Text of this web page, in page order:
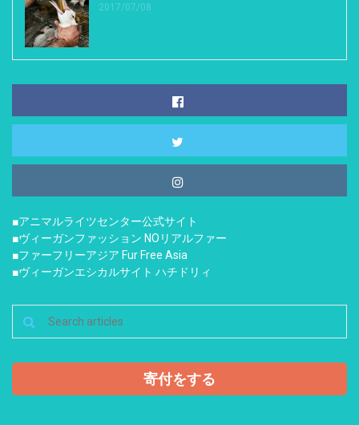
2017/07/08
■アニマルライツセンター公式サイト
■ヴィーガンファッション NOリアルファー
■ファーフリーアジア Fur Free Asia
■ヴィーガンエシカルサイト ハチドリィ
寄付をする